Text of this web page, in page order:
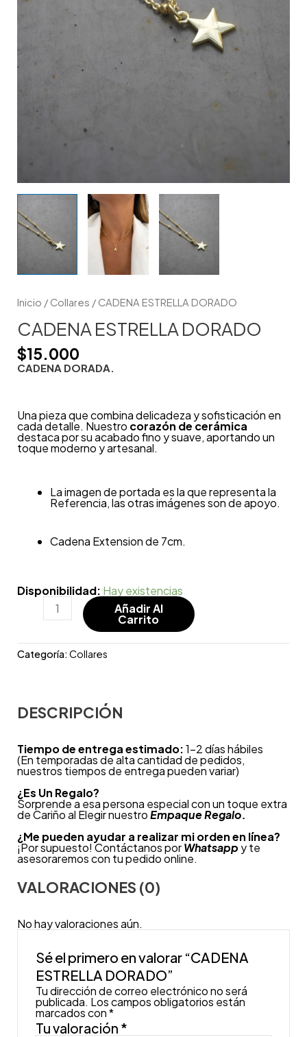
Inicio / Collares / CADENA ESTRELLA DORADO
CADENA ESTRELLA DORADO
$15.000
CADENA DORADA.
Una pieza que combina delicadeza y sofisticación en
cada detalle. Nuestro corazón de cerámica
destaca por su acabado fino y suave, aportando un
toque moderno y artesanal.
La imagen de portada es la que representa la
Referencia, las otras imágenes son de apoyo.
Cadena Extension de 7cm.
Disponibilidad: Hay existencias
Añadir Al
Carrito
Categoría:Collares
DESCRIPCIÓN
Tiempo de entrega estimado:1-2 días hábiles
(En temporadas de alta cantidad de pedidos,
nuestros tiempos de entrega pueden variar)
¿Es Un Regalo?
Sorprende a esa persona especial con un toque extra
de Cariño al Elegir nuestroEmpaque Regalo.
¿Me pueden ayudar a realizar mi orden en línea?
¡Por supuesto! Contáctanos porWhatsapp y te
asesoraremos con tu pedido online.
VALORACIONES (0)
No hay valoraciones aún.
Sé el primero en valorar “CADENA
ESTRELLA DORADO”
Tu dirección de correo electrónico no será
publicada. Los campos obligatorios están
marcados con*
Tu valoración *